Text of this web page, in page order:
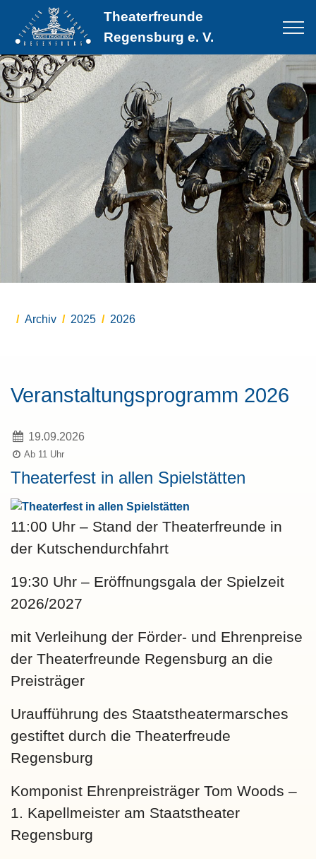
Theaterfreunde
Regensburg e. V.
Archiv 2025 2026
Veranstaltungsprogramm 2026
19.09.2026
Ab 11 Uhr
Theaterfest in allen Spielstätten
11:00 Uhr – Stand der Theaterfreunde in
der Kutschendurchfahrt
19:30 Uhr – Eröffnungsgala der Spielzeit
2026/2027
mit Verleihung der Förder- und Ehrenpreise
der Theaterfreunde Regensburg an die
Preisträger
Uraufführung des Staatstheatermarsches
gestiftet durch die Theaterfreude
Regensburg
Komponist Ehrenpreisträger Tom Woods –
1. Kapellmeister am Staatstheater
Regensburg